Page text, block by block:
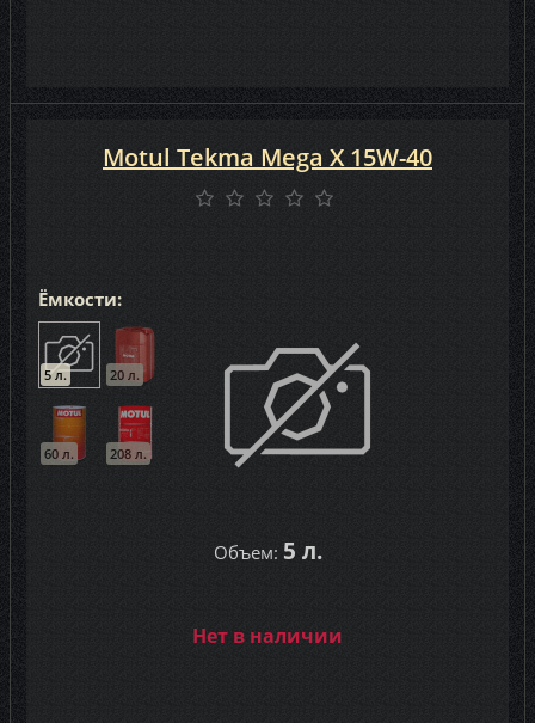
Ёмкости:
5 л. 20 л.
60 л. 208 л.
Объем: 5 л.
Motul Tekma Mega X 15W-40
Нет в наличии